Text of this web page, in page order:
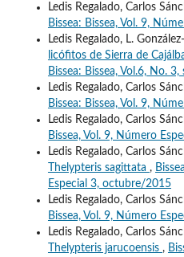
Ledis Regalado, Carlos
Bissea: Bissea, Vol. 9,
Ledis Regalado, L.
licófitos de Sierra de
Bissea: Bissea, Vol.6, No.
Ledis Regalado, Carlos
Bissea: Bissea, Vol. 9,
Ledis Regalado, Carlos
Bissea, Vol. 9, Número
Ledis Regalado, Carlos
Thelypteris sagittata ,
Especial 3, octubre/2015
Ledis Regalado, Carlos
Bissea, Vol. 9, Número
Ledis Regalado, Carlos
Thelypteris jarucoensis ,